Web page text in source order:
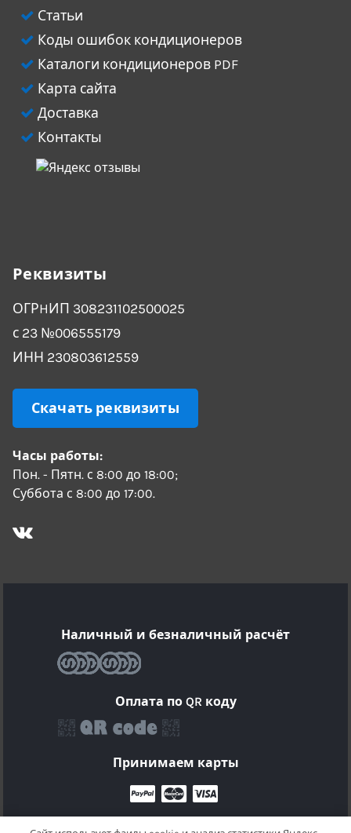
Статьи
Коды ошибок кондиционеров
Каталоги кондиционеров PDF
Карта сайта
Доставка
Контакты
Реквизиты
ОГРHИП 308231102500025
с 23 №006555179
ИНН 230803612559
Скачать реквизиты
Часы работы:
Пон. - Пятн. с 8:00 до 18:00;
Суббота с 8:00 до 17:00.
Наличный и безналичный расчёт
Оплата по QR коду
Принимаем карты